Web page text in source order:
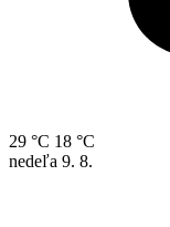
29 °C 18 °C
nedeľa 9. 8.